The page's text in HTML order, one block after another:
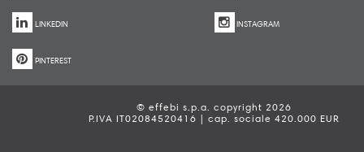
LINKEDIN INSTAGRAM
PINTEREST
© effebi s.p.a. copyright 2026
P.IVA IT02084520416 | cap. sociale 420.000 EUR